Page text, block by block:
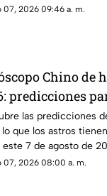
07, 2026 09:46 a. m.
Chino de
predicciones
las predicciones
lo que los astros
este 7 de agosto de
07, 2026 08:00 a. m.